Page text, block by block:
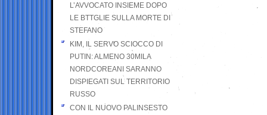
L’AVVOCATO INSIEME DOPO
LE BTTGLIE SULLA MORTE DI
STEFANO
KIM, IL SERVO SCIOCCO DI
PUTIN: ALMENO 30MILA
NORDCOREANI SARANNO
DISPIEGATI SUL TERRITORIO
RUSSO
CON IL NUOVO PALINSESTO